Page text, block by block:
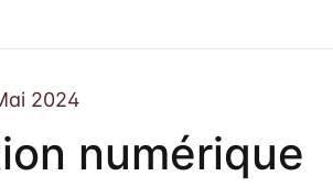
Frais de
2024
numérique